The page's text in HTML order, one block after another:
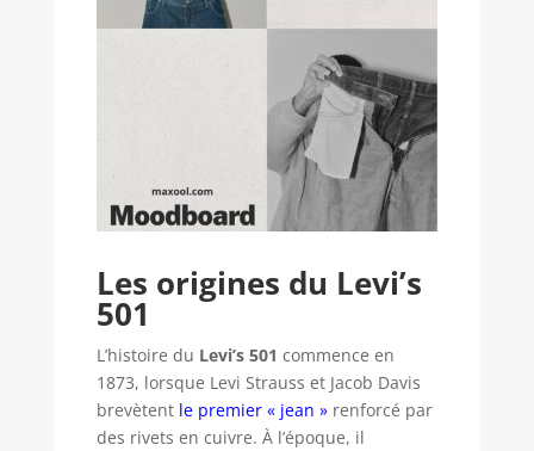
Les origines du Levi’s
501
L’histoire du Levi’s 501 commence en
1873, lorsque Levi Strauss et Jacob Davis
brevètent le premier « jean »renforcé par
des rivets en cuivre. À l’époque, il